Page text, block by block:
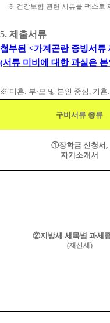
※ 건강보험 관련 서류를 팩스로
5. 제출서류
첨부된 <가계곤란 증빙서류
(서류 미비에 대한 과실은
※ 미혼: 부·모 및 본인 중심 , 기혼:
구비서류 종류
①장학금 신청서 ,
자기소개서
②지방세 세목별 과세
(재산세 )